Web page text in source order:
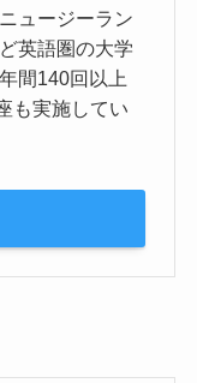
ュージーラン
英語圏の大学
間140回以上
も実施してい